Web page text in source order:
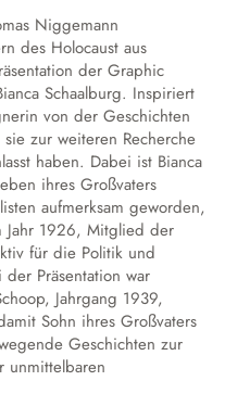
Niggemann
des Holocaust aus
der Graphic
Schaalburg. Inspiriert
von der Geschichten
zur weiteren Recherche
haben. Dabei ist Bianca
ihres Großvaters
aufmerksam geworden,
Jahr 1926, Mitglied der
für die Politik und
Präsentation war
Jahrgang 1939,
Sohn ihres Großvaters
Geschichten zur
unmittelbaren